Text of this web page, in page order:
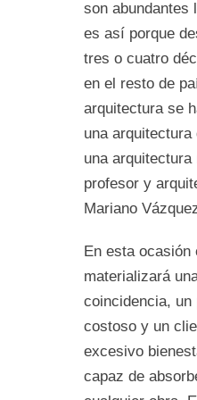
son abundantes
es así porque
tres o cuatro
en el resto de
arquitectura se
una
una arquitectura
profesor y
Mariano
En esta ocasión
materializará
coincidencia, un
costoso y un
excesivo
capaz de